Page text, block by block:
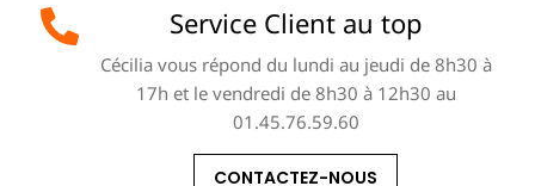
Service Client au top
Cécilia vous répond du lundi au jeudi de 8h30 à
17h et le vendredi de 8h30 à 12h30 au
01.45.76.59.60
CONTACTEZ-NOUS